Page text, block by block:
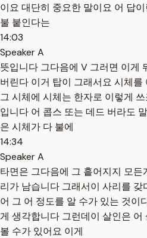
이요 대단히 중요한 말이요 어 답
불 붙인다는
14:03
Speaker A
뜻입니다 그다음에 V 그러면 이게
버린다 이거 탑이 그래서요 시체
그 시체에 시체는 한자로 이렇게
입니다 어 콥스 또는 데드 버라도
은 시체가 다 불에
14:34
Speaker A
타면은 그다음에 그 흩어지지 모
리가 남습니다 그래서이 사리를
어 그 어 정도를 알 수가 있는 것이
게 생각합니다 그런데이 살인은
볼 수가 있어요 이게